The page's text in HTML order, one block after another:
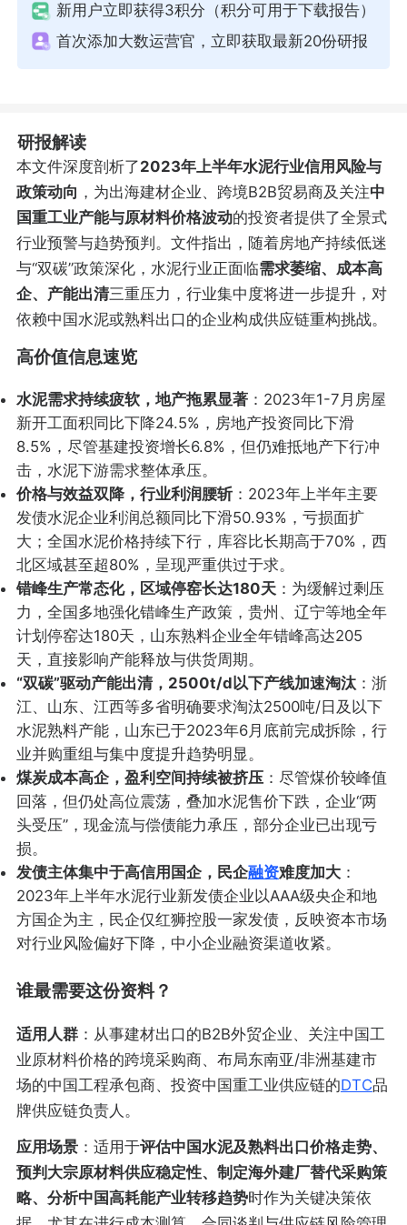
新用户立即获得3积分（积分可用于下载报告）
首次添加大数运营官，立即获取最新20份研报
研报解读
本文件深度剖析了2023年上半年水泥行业信用风险与
政策动向 ，为出海建材企业、跨境B2B贸易商及关注中
国重工业产能与原材料价格波动的投资者提供了全景式
行业预警与趋势预判。文件指出，随着房地产持续低迷
与“双碳”政策深化，水泥行业正面临需求萎缩、成本高
企、产能出清三重压力，行业集中度将进一步提升，对
依赖中国水泥或熟料出口的企业构成供应链重构挑战。
高价值信息速览
水泥需求持续疲软，地产拖累显著：2023年1-7月房屋
新开工面积同比下降24.5%，房地产投资同比下滑
8.5%，尽管基建投资增长6.8%，但仍难抵地产下行冲
击，水泥下游需求整体承压。
价格与效益双降，行业利润腰斩：2023年上半年主要
发债水泥企业利润总额同比下滑50.93%，亏损面扩
大；全国水泥价格持续下行，库容比长期高于70%，西
北区域甚至超80%，呈现严重供过于求。
错峰生产常态化，区域停窑长达180天：为缓解过剩压
力，全国多地强化错峰生产政策，贵州、辽宁等地全年
计划停窑达180天，山东熟料企业全年错峰高达205
天，直接影响产能释放与供货周期。
“双碳”驱动产能出清，2500t/d以下产线加速淘汰：浙
江、山东、江西等多省明确要求淘汰2500吨/日及以下
水泥熟料产能，山东已于2023年6月底前完成拆除，行
业并购重组与集中度提升趋势明显。
煤炭成本高企，盈利空间持续被挤压：尽管煤价较峰值
回落，但仍处高位震荡，叠加水泥售价下跌，企业“两
头受压”，现金流与偿债能力承压，部分企业已出现亏
损。
发债主体集中于高信用国企，民企融资难度加大：
2023年上半年水泥行业新发债企业以AAA级央企和地
方国企为主，民企仅红狮控股一家发债，反映资本市场
对行业风险偏好下降，中小企业融资渠道收紧。
谁最需要这份资料？
适用人群：从事建材出口的B2B外贸企业、关注中国工
业原材料价格的跨境采购商、布局东南亚/非洲基建市
场的中国工程承包商、投资中国重工业供应链的DTC品
牌供应链负责人。
应用场景：适用于评估中国水泥及熟料出口价格走势、
预判大宗原材料供应稳定性、制定海外建厂替代采购策
略、分析中国高耗能产业转移趋势时作为关键决策依